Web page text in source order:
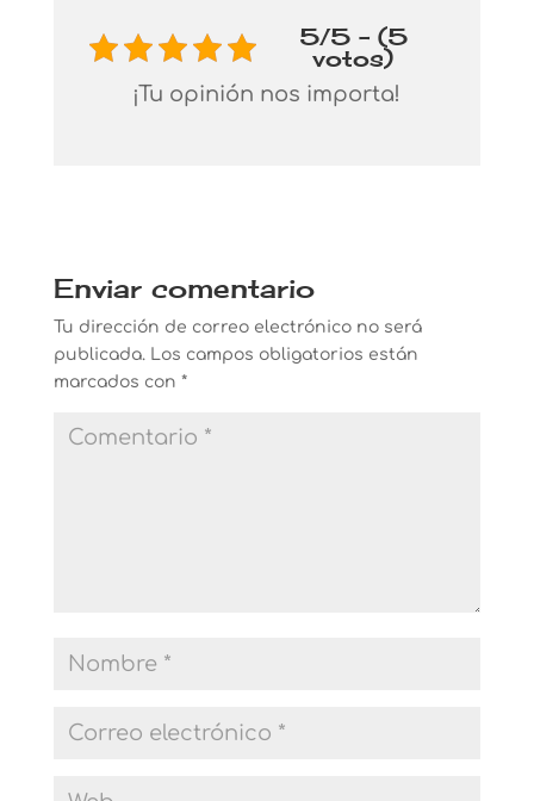
5/5 - (5
votos)
¡Tu opinión nos importa!
Enviar comentario
Tu dirección de correo electrónico no será
publicada. Los campos obligatorios están
marcados con *